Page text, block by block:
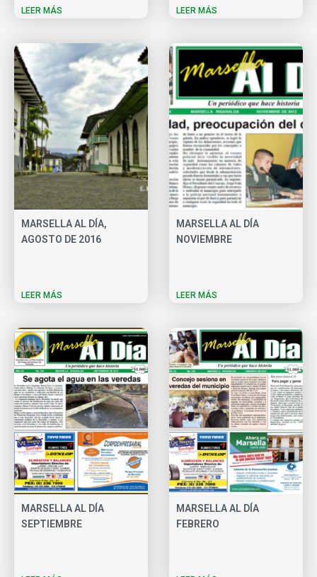
LEER MÁS LEER MÁS
MARSELLA AL DÍA,
AGOSTO DE 2016
LEER MÁS
MARSELLA AL DÍA
NOVIEMBRE
LEER MÁS
MARSELLA AL DÍA
SEPTIEMBRE
MARSELLA AL DÍA
FEBRERO